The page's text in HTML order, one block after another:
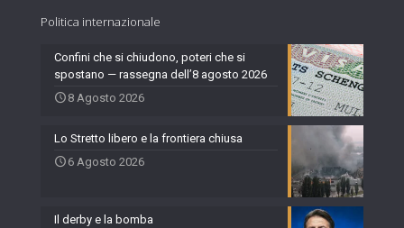
Politica internazionale
Confini che si chiudono, poteri che si
spostano — rassegna dell’8 agosto 2026
8 Agosto 2026
Lo Stretto libero e la frontiera chiusa
6 Agosto 2026
Il derby e la bomba